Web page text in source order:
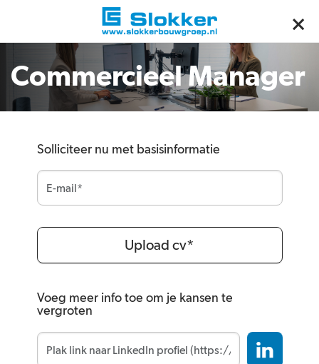
Commercieel Manager
Solliciteer nu met basisinformatie
Upload cv*
Voeg meer info toe om je kansen te
vergroten